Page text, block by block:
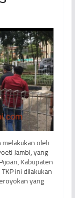
oleh
Jambi, yang
Kabupaten
ini dilakukan
yang